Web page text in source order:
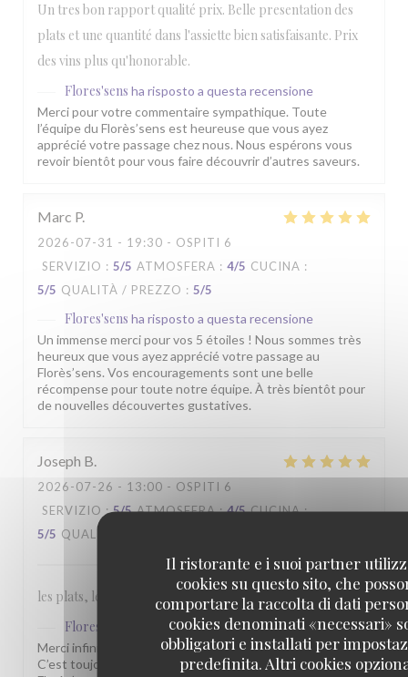
Il ristorante e i suoi partner
cookies su questo sito, che
comportare la raccolta di dati
cookies denominati «necessari»
obbligatori e installati per
predefinita. Altri cookies
Un tres bon rapport qualité prix. Belle presentation des
plats et une quantité dans l'assiette bien satisfaisante. Prix
des vins plus qu'honorable.
Flores'sens ha risposto a questa recensione
Merci pour votre commentaire sympathique. Toute
l’équipe du Florès’sens est heureuse que vous ayez
apprécié votre passage chez nous. Nous espérons vous
revoir bientôt pour vous faire découvrir d’autres saveurs.
Marc P
2026-07-31 - 19:30 - OSPITI 6
SERVIZIO : 5/5 ATMOSFERA : 4/5 CUCINA :
5/5 QUALITÀ / PREZZO : 5/5
Flores'sens ha risposto a questa recensione
Un immense merci pour vos 5 étoiles ! Nous sommes très
heureux que vous ayez apprécié votre passage au
Florès’sens. Vos encouragements sont une belle
récompense pour toute notre équipe. À très bientôt pour
de nouvelles découvertes gustatives.
Joseph B
2026-07-26 - 13:00 - OSPITI 6
SERVIZIO : 5/5 ATMOSFERA: 4/5 CUCINA:
5/5 QUALITÀ / PREZZO
les plats, le service, le prix des boissons tout est au top
Flores'sens
ha risposto a questa recensione
Merci infiniment pour votre fidélité et votre confiance.
C’est toujours un immense plaisir de vous accueillir au